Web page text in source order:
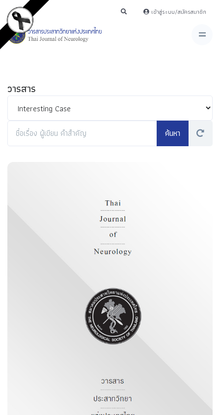
เข้าสู่ระบบ/สมัครสมาชิก
วารสาร